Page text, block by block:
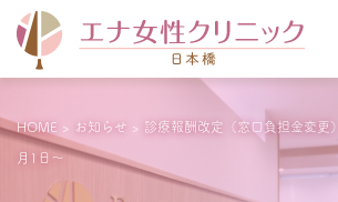
HOME > お知らせ > 診療報酬改定（窓口負担金変
月1日～